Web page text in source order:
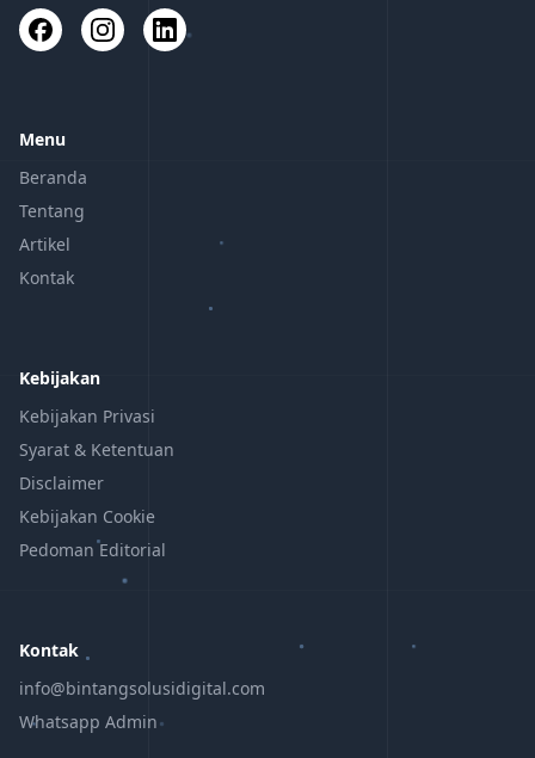
Menu
Beranda
Tentang
Artikel
Kontak
Kebijakan
Kebijakan Privasi
Syarat & Ketentuan
Disclaimer
Kebijakan Cookie
Pedoman Editorial
Kontak
info@bintangsolusidigital.com
Whatsapp Admin